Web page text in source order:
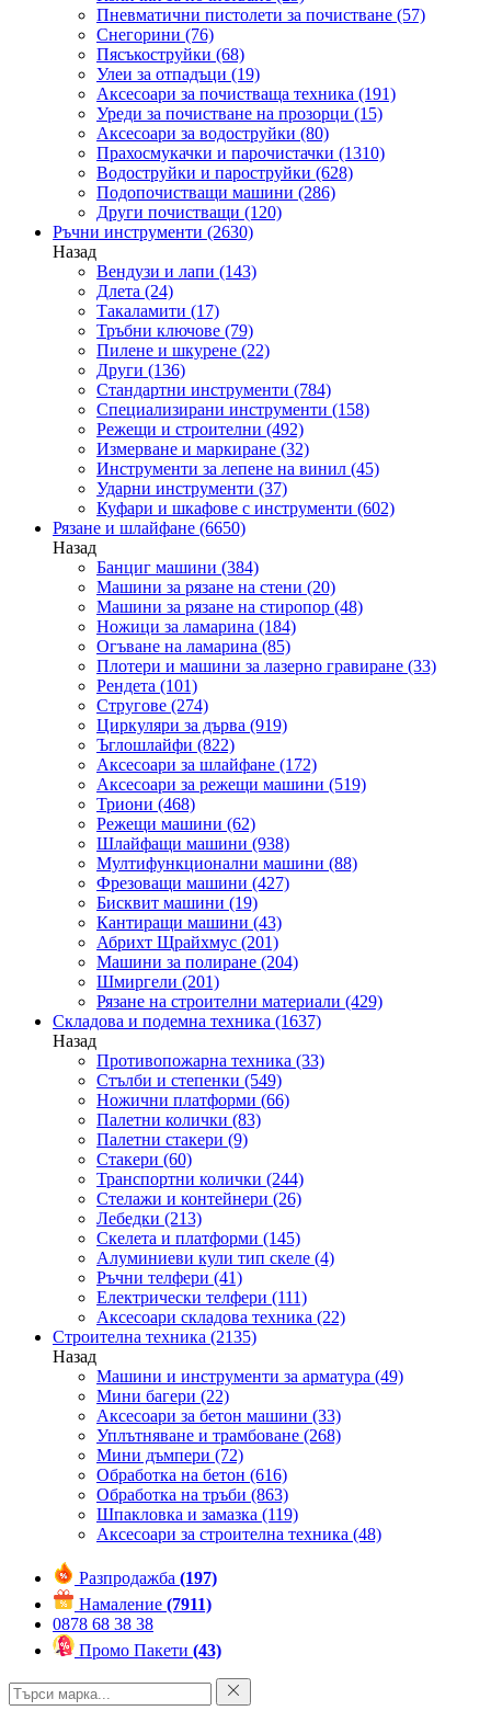
Пневматични пистолети за почистване (57)
Снегорини (76)
Пясъкоструйки (68)
Улеи за отпадъци (19)
Аксесоари за почистваща техника (191)
Уреди за почистване на прозорци (15)
Аксесоари за водоструйки (80)
Прахосмукачки и парочистачки (1310)
Водоструйки и пароструйки (628)
Подопочистващи машини (286)
Други почистващи (120)
Ръчни инструменти (2630)
Назад
Вендузи и лапи (143)
Длета (24)
Такаламити (17)
Тръбни ключове (79)
Пилене и шкурене (22)
Други (136)
Стандартни инструменти (784)
Специализирани инструменти (158)
Режещи и строителни (492)
Измерване и маркиране (32)
Инструменти за лепене на винил (45)
Ударни инструменти (37)
Куфари и шкафове с инструменти (602)
Рязане и шлайфане (6650)
Назад
Банциг машини (384)
Машини за рязане на стени (20)
Машини за рязане на стиропор (48)
Ножици за ламарина (184)
Огъване на ламарина (85)
Плотери и машини за лазерно гравиране (33)
Рендета (101)
Стругове (274)
Циркуляри за дърва (919)
Ъглошлайфи (822)
Аксесоари за шлайфане (172)
Аксесоари за режещи машини (519)
Триони (468)
Режещи машини (62)
Шлайфащи машини (938)
Мултифункционални машини (88)
Фрезоващи машини (427)
Бисквит машини (19)
Кантиращи машини (43)
Абрихт Щрайхмус (201)
Машини за полиране (204)
Шмиргели (201)
Рязане на строителни материали (429)
Складова и подемна техника (1637)
Назад
Противопожарна техника (33)
Стълби и степенки (549)
Ножични платформи (66)
Палетни колички (83)
Палетни стакери (9)
Стакери (60)
Транспортни колички (244)
Стелажи и контейнери (26)
Лебедки (213)
Скелета и платформи (145)
Алуминиеви кули тип скеле (4)
Ръчни телфери (41)
Електрически телфери (111)
Аксесоари складова техника (22)
Строителна техника (2135)
Назад
Машини и инструменти за арматура (49)
Мини багери (22)
Аксесоари за бетон машини (33)
Уплътняване и трамбоване (268)
Мини дъмпери (72)
Обработка на бетон (616)
Обработка на тръби (863)
Шпакловка и замазка (119)
Аксесоари за строителна техника (48)
Разпродажба (197)
Намаление (7911)
0878 68 38 38
Промо Пакети (43)